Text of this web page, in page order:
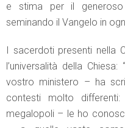
e stima per il
seminando il Vangelo in
I sacerdoti presenti nella
l’universalità della
vostro ministero – ha
contesti molto
megalopoli – le ho